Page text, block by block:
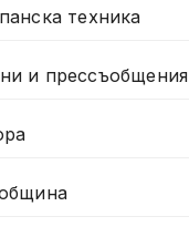
техника
и прессъобщения